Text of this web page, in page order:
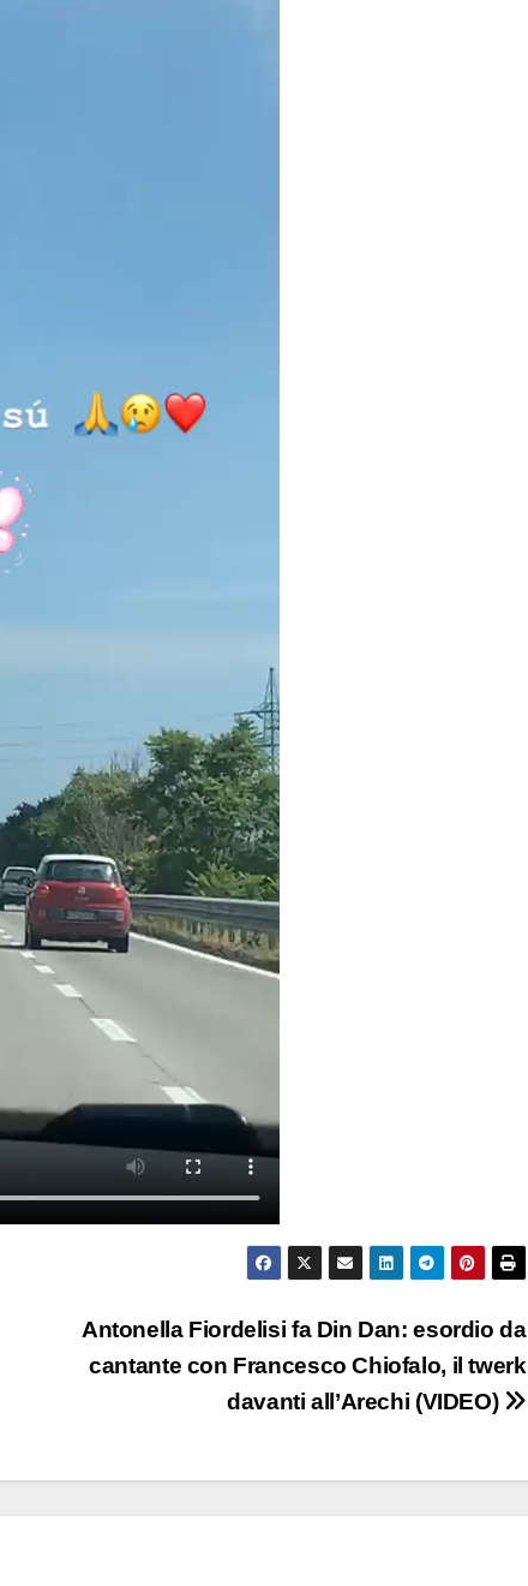
Antonella Fiordelisi fa Din Dan: esordio da
cantante con Francesco Chiofalo, il twerk
davanti all’Arechi (VIDEO)